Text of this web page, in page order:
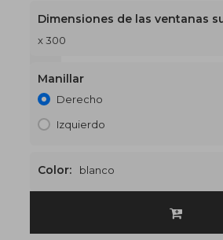
Dimensiones de las ventanas
x 300
Manillar
Derecho
Izquierdo
Color: blanco